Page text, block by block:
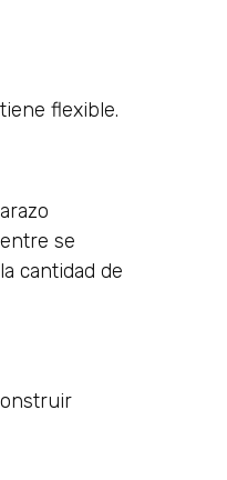
flexible.
se
cantidad de